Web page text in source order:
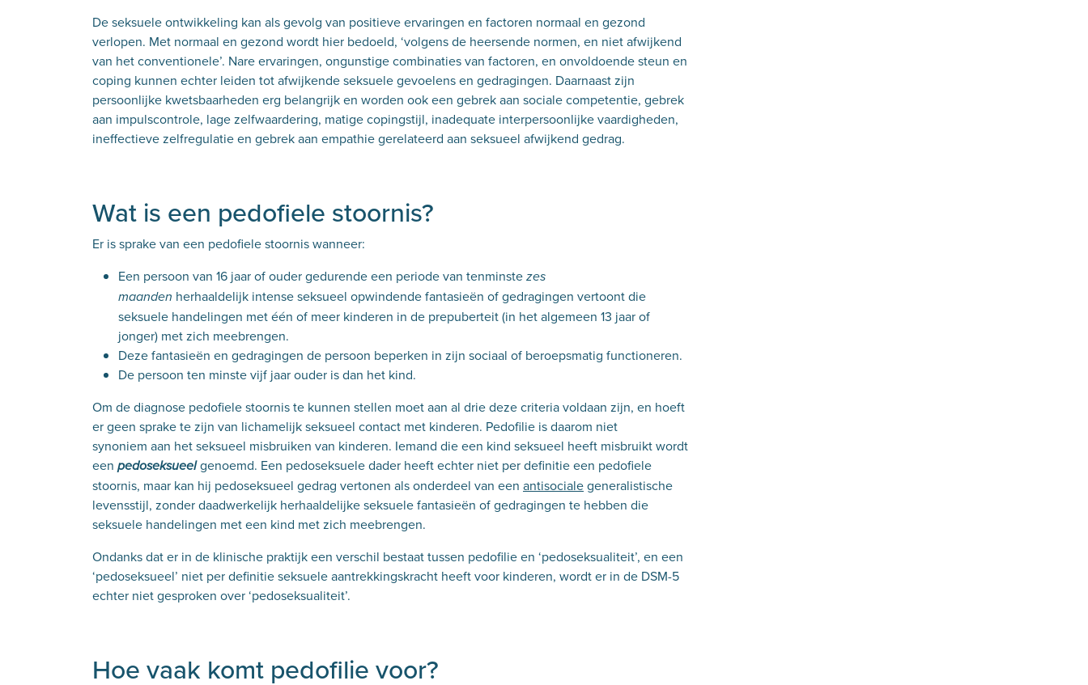
De seksuele ontwikkeling kan als gevolg van positieve ervaringen en factoren normaal en gezond
verlopen. Met normaal en gezond wordt hier bedoeld, ‘volgens de heersende normen, en niet afwijkend
van het conventionele’. Nare ervaringen, ongunstige combinaties van factoren, en onvoldoende steun en
coping kunnen echter leiden tot afwijkende seksuele gevoelens en gedragingen. Daarnaast zijn
persoonlijke kwetsbaarheden erg belangrijk en worden ook een gebrek aan sociale competentie, gebrek
aan impulscontrole, lage zelfwaardering, matige copingstijl, inadequate interpersoonlijke vaardigheden,
ineffectieve zelfregulatie en gebrek aan empathie gerelateerd aan seksueel afwijkend gedrag.
Wat is een pedofiele stoornis?
Er is sprake van een pedofiele stoornis wanneer:
Een persoon van 16 jaar of ouder gedurende een periode van tenminste zes
maanden herhaaldelijk intense seksueel opwindende fantasieën of gedragingen vertoont die
seksuele handelingen met één of meer kinderen in de prepuberteit (in het algemeen 13 jaar of
jonger) met zich meebrengen.
Deze fantasieën en gedragingen de persoon beperken in zijn sociaal of beroepsmatig functioneren.
De persoon ten minste vijf jaar ouder is dan het kind.
Om de diagnose pedofiele stoornis te kunnen stellen moet aan al drie deze criteria voldaan zijn, en hoeft
er geen sprake te zijn van lichamelijk seksueel contact met kinderen. Pedofilie is daarom niet
synoniem aan het seksueel misbruiken van kinderen. Iemand die een kind seksueel heeft misbruikt wordt
een pedoseksueelgenoemd. Een pedoseksuele dader heeft echter niet per definitie een pedofiele
stoornis, maar kan hij pedoseksueel gedrag vertonen als onderdeel van een antisocialegeneralistische
levensstijl, zonder daadwerkelijk herhaaldelijke seksuele fantasieën of gedragingen te hebben die
seksuele handelingen met een kind met zich meebrengen.
Ondanks dat er in de klinische praktijk een verschil bestaat tussen pedofilie en ‘pedoseksualiteit’, en een
‘pedoseksueel’ niet per definitie seksuele aantrekkingskracht heeft voor kinderen, wordt er in de DSM-5
echter niet gesproken over ‘pedoseksualiteit’.
Hoe vaak komt pedofilie voor?